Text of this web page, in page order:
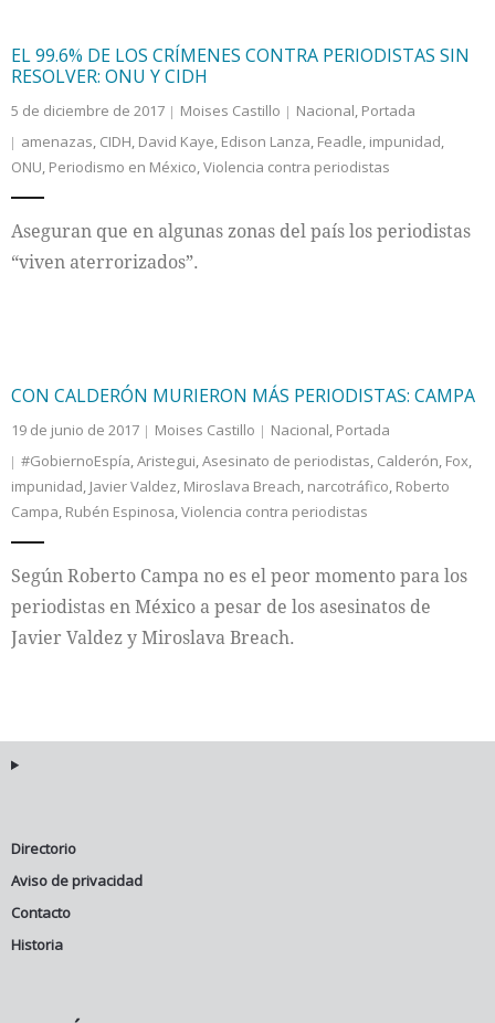
EL 99.6% DE LOS CRÍMENES CONTRA PERIODISTAS SIN
RESOLVER: ONU Y CIDH
5 de diciembre de 2017 Moises Castillo Nacional, Portada
amenazas, CIDH, David Kaye, Edison Lanza, Feadle, impunidad,
ONU, Periodismo en México,Violencia contra periodistas
Aseguran que en algunas zonas del país los periodistas
“viven aterrorizados”.
CON CALDERÓN MURIERON MÁS PERIODISTAS: CAMPA
19 de junio de 2017 Moises Castillo Nacional, Portada
#GobiernoEspía,Aristegui,Asesinato de periodistas, Calderón, Fox,
impunidad, Javier Valdez, Miroslava Breach, narcotráfico, Roberto
Campa, Rubén Espinosa,Violencia contra periodistas
Según Roberto Campa no es el peor momento para los
periodistas en México a pesar de los asesinatos de
Javier Valdez y Miroslava Breach.
Directorio
Aviso de privacidad
Contacto
Historia